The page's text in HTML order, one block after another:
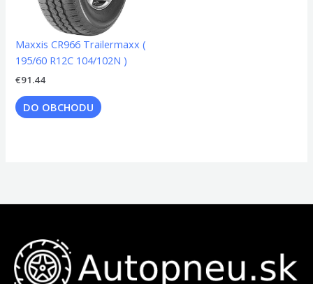
Maxxis CR966 Trailermaxx (
195/60 R12C 104/102N )
€91.44
DO OBCHODU